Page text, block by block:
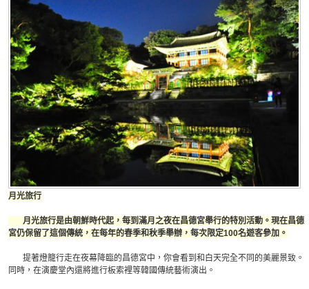
月光旅行
月光旅行是由朝鮮時代起，每到滿月之夜在昌德宮舉行的特別活動。現在昌德
宮仍保留了這個傳統，在每年的春季和秋季舉辦，每次限定100名遊客參加。
提著燈籠行走在夜幕降臨的昌德宮中，你會看到和白天完全不同的美麗景致。
同時，在演慶堂內還將進行板索裡等韓國傳統藝術演出。